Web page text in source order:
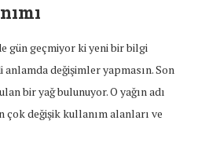
gün geçmiyor ki yeni bir bilgi
anlamda değişimler yapmasın. Son
bir yağ bulunuyor. O yağın adı
çok değişik kullanım alanları ve